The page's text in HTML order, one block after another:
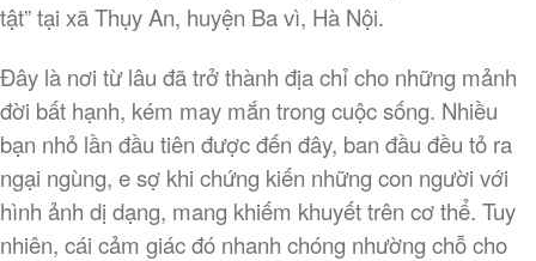
May 2019
tật” tại xã Thụy An, huyện Ba vì, Hà Nội.
Đây là nơi từ lâu đã trở thành địa chỉ cho những mảnh
đời bất hạnh, kém may mắn trong cuộc sống. Nhiều
bạn nhỏ lần đầu tiên được đến đây, ban đầu đều tỏ ra
ngại ngùng, e sợ khi chứng kiến những con người với
hình ảnh dị dạng, mang khiếm khuyết trên cơ thể. Tuy
nhiên, cái cảm giác đó nhanh chóng nhường chỗ cho